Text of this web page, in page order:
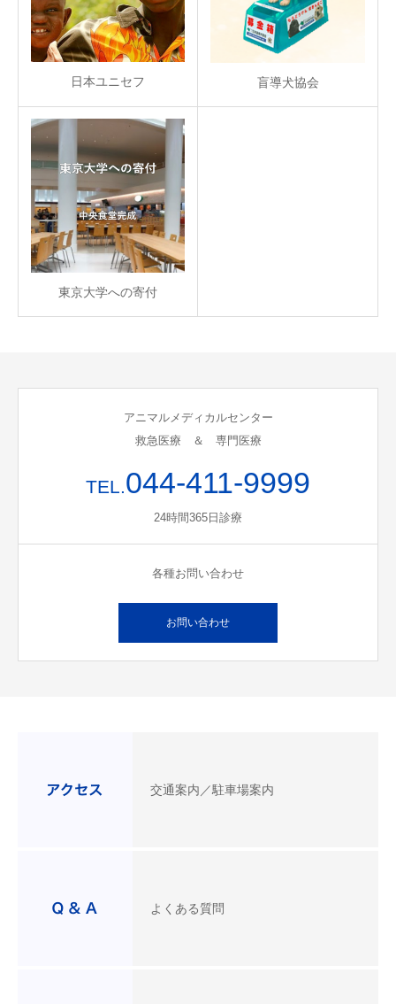
日本ユニセフ 盲導犬協会
東京大学への寄付
アニマルメディカルセンター
救急医療 ＆ 専門医療
TEL.044-411-9999
24時間365日診療
各種お問い合わせ
お問い合わせ
交通案内／駐車場案内
よくある質問